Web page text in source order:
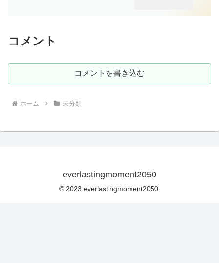
コメント
コメントを書き込む
ホーム 未分類
everlastingmoment2050
© 2023 everlastingmoment2050.